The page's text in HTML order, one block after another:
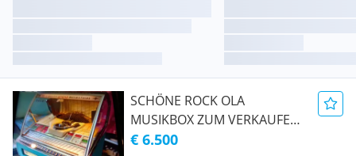
SCHÖNE ROCK OLA
MUSIKBOX ZUM VERKAUFEN
OHNE PLATTEN HAT SUPER
€ 6.500